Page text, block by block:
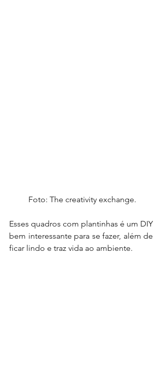
Foto: The creativity exchange.
Esses quadros com plantinhas é um DIY
bem interessante para se fazer, além de
ficar lindo e traz vida ao ambiente.